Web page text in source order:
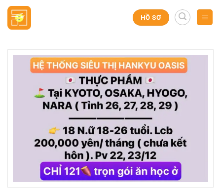
Skip
content
HỒ SƠ